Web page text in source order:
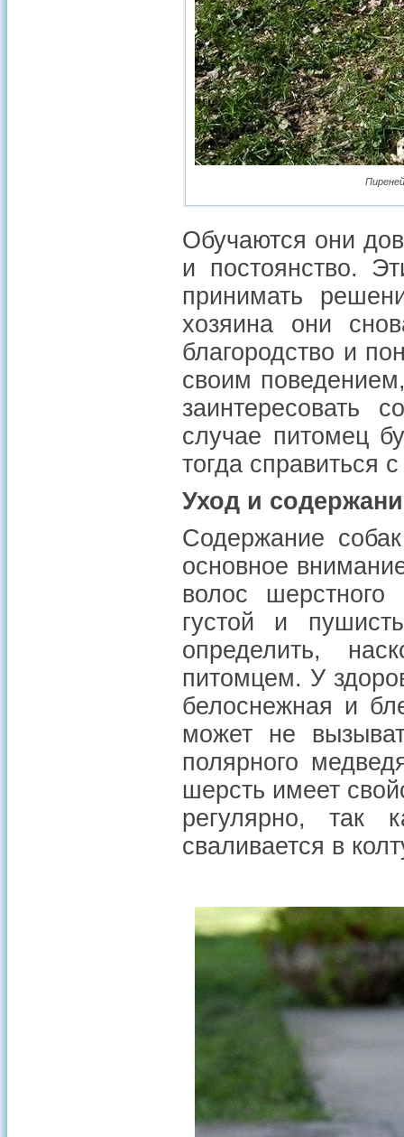
Обучаются они
и постоянство.
принимать
хозяина они
благородство и
своим
заинтересовать
случае питомец
тогда справиться
Уход и
Содержание
основное
волос
густой и
определить,
питомцем. У
белоснежная и
может не
полярного
шерсть имеет
регулярно, так
сваливается в